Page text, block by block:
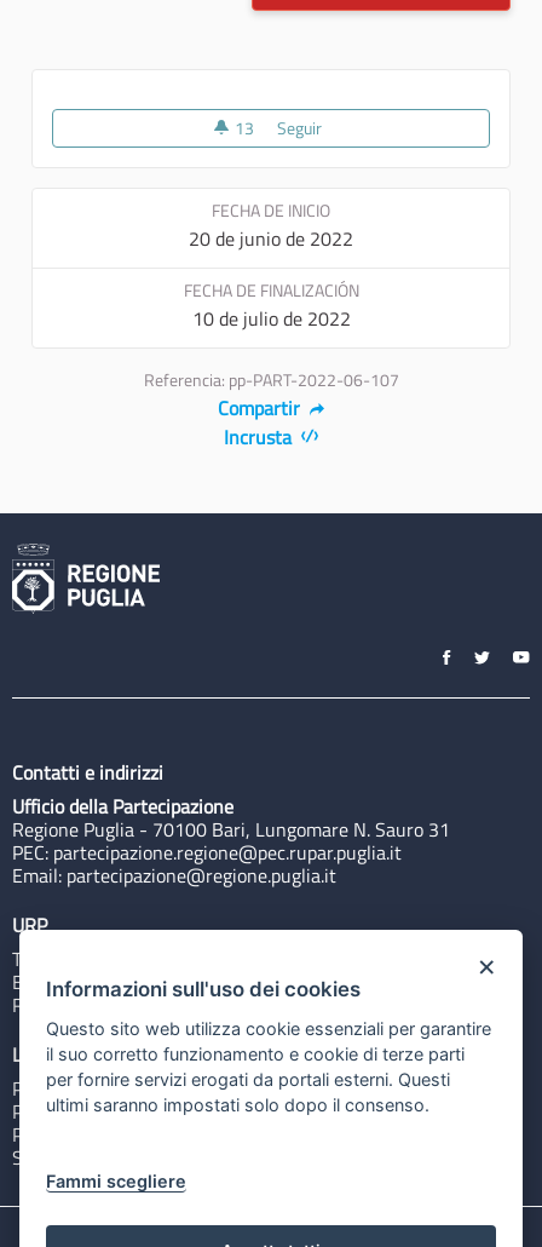
13 13 seguidoras
SeguirComunità Pensante
FECHA DE INICIO
20 de junio de 2022
FECHA DE FINALIZACIÓN
10 de julio de 2022
Referencia: pp-PART-2022-06-107
Compartir
Incrusta
Contatti e indirizzi
Ufficio della Partecipazione
Regione Puglia - 70100 Bari, Lungomare N. Sauro 31
PEC: partecipazione.regione@pec.rupar.puglia.it
Email: partecipazione@regione.puglia.it
URP
Tel: 800713939
Email:quiregione@regione.puglia.it
Rubrica
Link utili
Portale Istituzionale
PO FESR Puglia 2014-2020
PSR Puglia 2014-2020
Sistema Puglia
×
Informazioni sull'uso dei cookies
Questo sito web utilizza cookie essenziali per garantire
il suo corretto funzionamento e cookie di terze parti
per fornire servizi erogati da portali esterni. Questi
ultimi saranno impostati solo dopo il consenso.
Fammi scegliere